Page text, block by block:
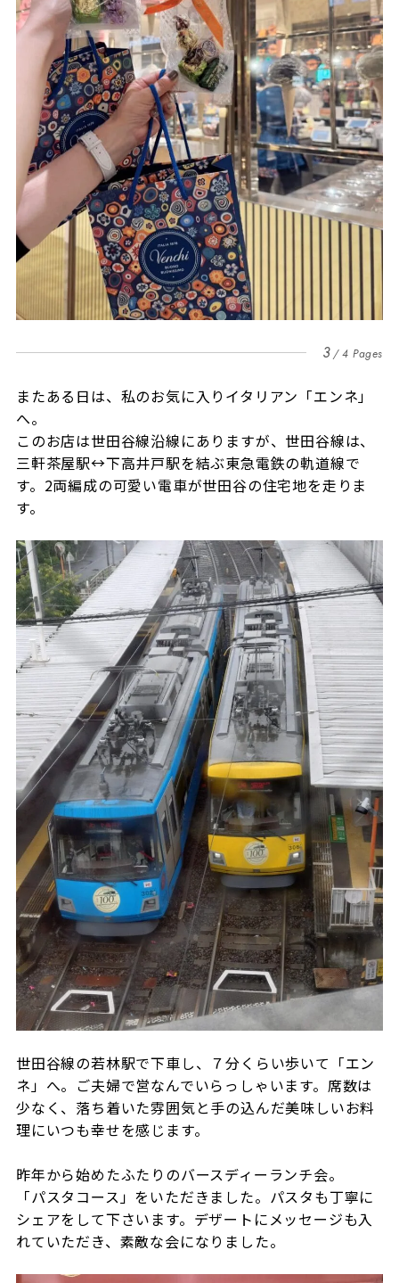
3 4 Pages
またある日は、私のお気に入りイタリアン「エンネ」
へ。
このお店は世田谷線沿線にありますが、世田谷線は、
三軒茶屋駅↔下高井戸駅を結ぶ東急電鉄の軌道線で
す。2両編成の可愛い電車が世田谷の住宅地を走りま
す。
世田谷線の若林駅で下車し、７分くらい歩いて「エン
ネ」へ。ご夫婦で営なんでいらっしゃいます。席数は
少なく、落ち着いた雰囲気と手の込んだ美味しいお料
理にいつも幸せを感じます。
昨年から始めたふたりのバースディーランチ会。
「パスタコース」をいただきました。パスタも丁寧に
シェアをして下さいます。デザートにメッセージも入
れていただき、素敵な会になりました。